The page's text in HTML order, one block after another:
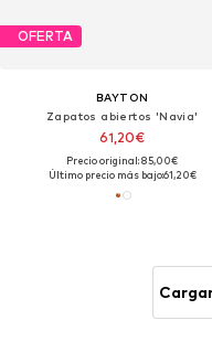
OFERTA
BAYTON
Zapatos abiertos 'Navia'
61,20€
Precio original: 85,00€
Último precio más bajo:61,20€